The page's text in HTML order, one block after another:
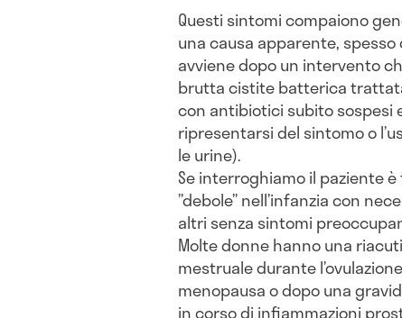
Questi sintomi compaiono
una causa apparente,
avviene dopo un intervento
brutta cistite batterica
con antibiotici subito sospesi
ripresentarsi del sintomo o
le urine).
Se interroghiamo il paziente
”debole” nell’infanzia con
altri senza sintomi
Molte donne hanno una
mestruale durante
menopausa o dopo una
in corso di infiammazioni